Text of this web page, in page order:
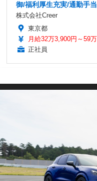
御/福利厚生充実/通勤手
株式会社Creer
東京都
月給32万3,900円～59
正社員